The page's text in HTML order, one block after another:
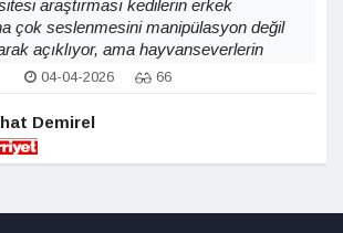
araştırması kedilerin erkek
çok seslenmesini manipülasyon değil
açıklıyor, ama hayvanseverlerin
tutumları bunu gerçekten
04-04-2026 66
Demirel